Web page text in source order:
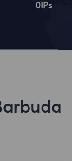
0IPs